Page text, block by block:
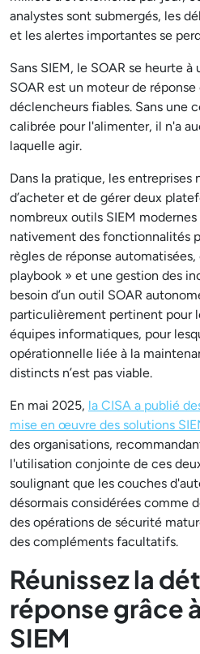
analystes sont submergés, les
et les alertes importantes se
Sans SIEM, le SOAR se heurte
SOAR est un moteur de
déclencheurs fiables. Sans une
calibrée pour l'alimenter, il n'a
laquelle agir.
Dans la pratique, les entreprises
d’acheter et de gérer deux
nombreux outils SIEM
nativement des fonctionnalités
règles de réponse
playbook » et une gestion des
besoin d’un outil SOAR
particulièrement pertinent pour
équipes informatiques, pour
opérationnelle liée à la
distincts n’est pas viable.
En mai 2025, la CISA a publié
mise en œuvre des solutions
des organisations,
l'utilisation conjointe de ces
soulignant que les couches
désormais considérées comme
des opérations de sécurité
des compléments facultatifs.
Réunissez la
réponse grâce
SIEM